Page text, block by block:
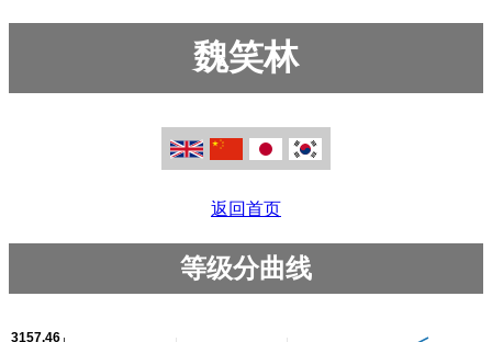
魏笑林
返回首页
等级分曲线
3157.46